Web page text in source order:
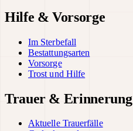
Hilfe & Vorsorge
Im Sterbefall
Bestattungsarten
Vorsorge
Trost und Hilfe
Trauer & Erinnerung
Aktuelle Trauerfälle